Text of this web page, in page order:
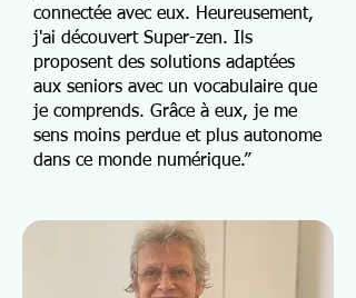
connectée avec eux. Heureusement,
j'ai découvert Super-zen. Ils
proposent des solutions adaptées
aux seniors avec un vocabulaire que
je comprends. Grâce à eux, je me
sens moins perdue et plus autonome
dans ce monde numérique.”